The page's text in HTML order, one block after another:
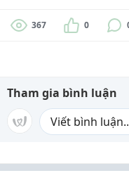
367 0
Tham gia bình luận